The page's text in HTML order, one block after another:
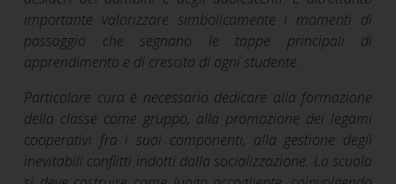
importante valorizzare simbolicamente i momenti di
passaggio che segnano le tappe principali di
apprendimento e di crescita di ogni studente.
Particolare cura è necessario dedicare alla formazione
della classe come gruppo, alla promozione dei legami
cooperativi fra i suoi componenti, alla gestione degli
inevitabili conflitti indotti dalla socializzazione. La scuola